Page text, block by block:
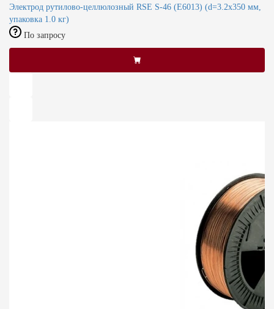
Электрод рутилово-целлюлозный RSE S-46 (E6013) (d=3.2x350 мм,
упаковка 1.0 кг)
По запросу